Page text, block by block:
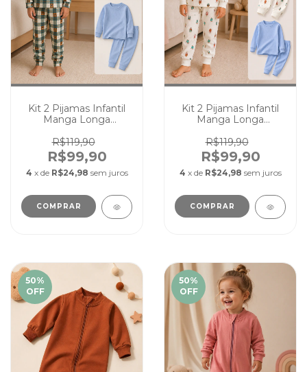
Kit 2 Pijamas Infantil
Manga Longa
Confortável Menino
Menina 2 A 12 ANOS
R$119,90
R$99,90
4 x de R$24,98 sem juros
COMPRAR
Kit 2 Pijamas Infantil
Manga Longa
Confortável Menina 2
A 12 anos
R$119,90
R$99,90
4 x de R$24,98 sem juros
COMPRAR
50%
OFF
50%
OFF